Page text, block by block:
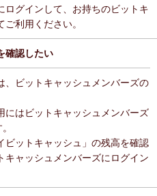
ログインして、お持ちのビットキ
利用ください。
確認したい
、ビットキャッシュメンバーズの
はビットキャッシュメンバーズ
ットキャッシュ」の残高を確認
キャッシュメンバーズにログイン